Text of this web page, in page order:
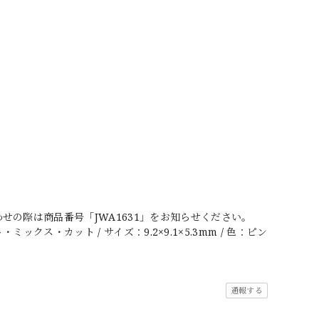
の際は商品番号「JWA1631」をお知らせください。
ミックス・カット / サイズ：9.2×9.1×5.3mm / 色：ピン
通報する